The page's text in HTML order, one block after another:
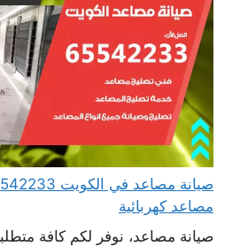
مصاعد كهربائية
صيانة مصاعد، نوفر لكم كافة